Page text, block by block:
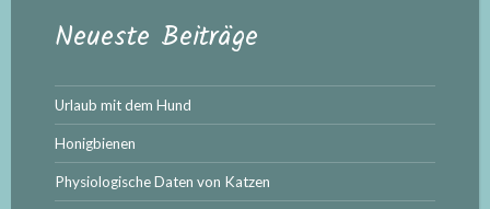
Neueste Beiträge
Urlaub mit dem Hund
Honigbienen
Physiologische Daten von Katzen